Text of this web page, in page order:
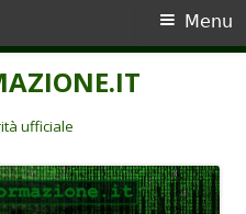
ufficiale
Menu